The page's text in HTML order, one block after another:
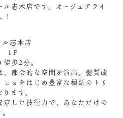
志木店です。オージュアライ
志木店
1Ｆ
歩2分。
、都会的な空間を演出。髪質改
ａをはじめ豊富な種類のトリ
ます。
した技術力で、あなただけの